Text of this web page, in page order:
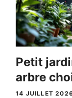
Petit
arbre
14 JUILLET